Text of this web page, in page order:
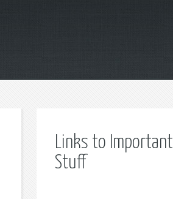
Links to Important
Stuff